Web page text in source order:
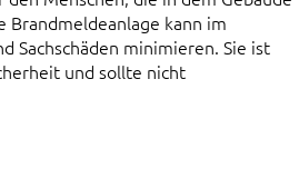
Brandmeldeanlage kann im
Sachschäden minimieren. Sie ist
und sollte nicht